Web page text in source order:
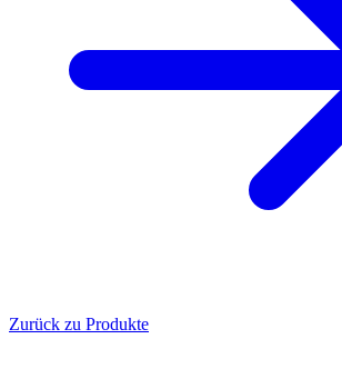
Zurück zu Produkte